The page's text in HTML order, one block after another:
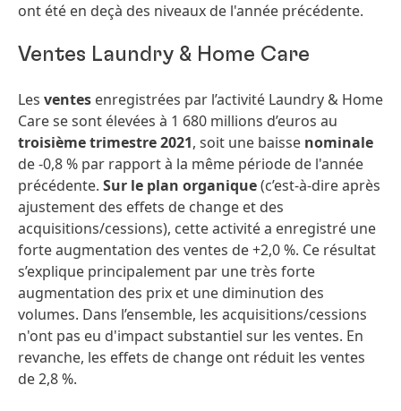
ont été en deçà des niveaux de l'année précédente.
Ventes Laundry & Home Care
Les ventes enregistrées par l’activité Laundry & Home
Care se sont élevées à 1 680 millions d’euros au
troisième trimestre 2021, soit une baisse nominale
de -0,8 % par rapport à la même période de l'année
précédente. Sur le plan organique(c’est-à-dire après
ajustement des effets de change et des
acquisitions/cessions), cette activité a enregistré une
forte augmentation des ventes de +2,0 %. Ce résultat
s’explique principalement par une très forte
augmentation des prix et une diminution des
volumes. Dans l’ensemble, les acquisitions/cessions
n'ont pas eu d'impact substantiel sur les ventes. En
revanche, les effets de change ont réduit les ventes
de 2,8 %.